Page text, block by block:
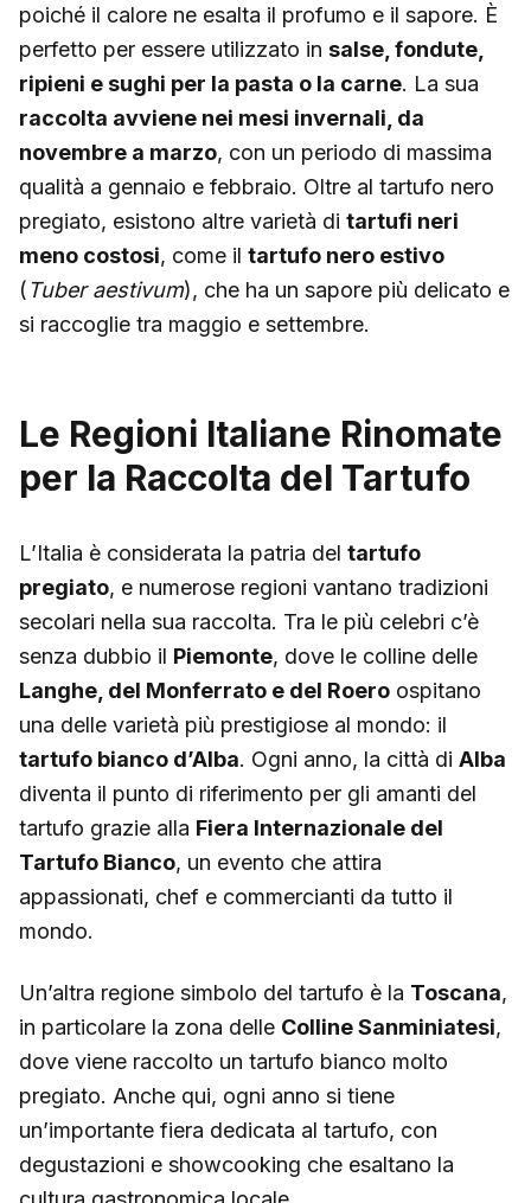
poiché il calore ne esalta il profumo e il sapore. È
perfetto per essere utilizzato in salse, fondute,
ripieni e sughi per la pasta o la carne. La sua
raccolta avviene nei mesi invernali, da
novembre a marzo, con un periodo di massima
qualità a gennaio e febbraio. Oltre al tartufo nero
pregiato, esistono altre varietà di tartufi neri
meno costosi, come il tartufo nero estivo
( Tuber aestivum), che ha un sapore più delicato e
si raccoglie tra maggio e settembre.
Le Regioni Italiane Rinomate
per la Raccolta del Tartufo
L’Italia è considerata la patria del tartufo
pregiato, e numerose regioni vantano tradizioni
secolari nella sua raccolta. Tra le più celebri c’è
senza dubbio il Piemonte, dove le colline delle
Langhe, del Monferrato e del Roero ospitano
una delle varietà più prestigiose al mondo: il
tartufo bianco d’Alba. Ogni anno, la città di Alba
diventa il punto di riferimento per gli amanti del
tartufo grazie alla Fiera Internazionale del
Tartufo Bianco, un evento che attira
appassionati, chef e commercianti da tutto il
mondo.
Un’altra regione simbolo del tartufo è la Toscana,
in particolare la zona delle Colline Sanminiatesi,
dove viene raccolto un tartufo bianco molto
pregiato. Anche qui, ogni anno si tiene
un’importante fiera dedicata al tartufo, con
degustazioni e showcooking che esaltano la